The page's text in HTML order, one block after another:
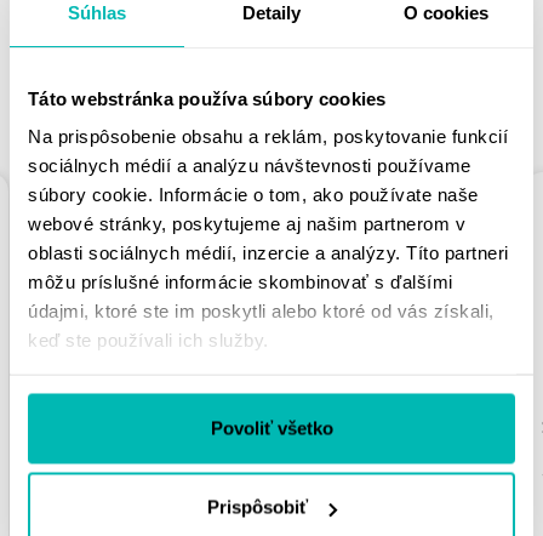
Súhlas Detaily O cookies
Táto webstránka používa súbory cookies
Na prispôsobenie obsahu a reklám, poskytovanie funkcií
sociálnych médií a analýzu návštevnosti používame
súbory cookie. Informácie o tom, ako používate naše
webové stránky, poskytujeme aj našim partnerom v
oblasti sociálnych médií, inzercie a analýzy. Títo partneri
môžu príslušné informácie skombinovať s ďalšími
údajmi, ktoré ste im poskytli alebo ktoré od vás získali,
keď ste používali ich služby.
Povoliť všetko
Prispôsobiť
PODOBNÉ PRODUKTY
REŤAZOVÁ ROZETA
39T, 525
REŤAZOVÁ ROZETA
SUPERSPROX RFE-
520
30.90 €